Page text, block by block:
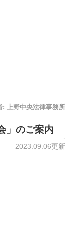
: 上野中央法律事務所
」のご案内
2023.09.06更新